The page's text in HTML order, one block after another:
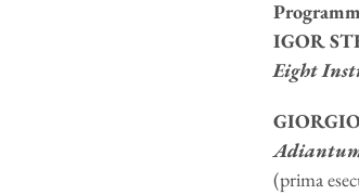
IGOR
Eight
(prima